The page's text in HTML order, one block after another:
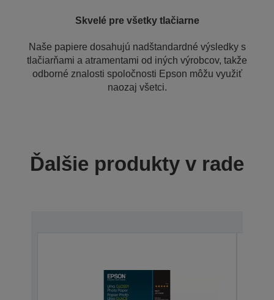
Skvelé pre všetky tlačiarne
Naše papiere dosahujú nadštandardné výsledky s
tlačiarňami a atramentami od iných výrobcov, takže
odborné znalosti spoločnosti Epson môžu využiť
naozaj všetci.
Ďalšie produkty v rade